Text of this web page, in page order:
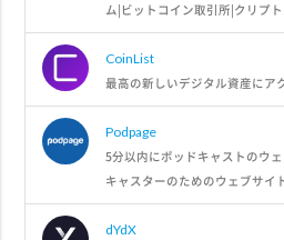
ム|ビットコイン取引所|クリプ
CoinList
最高の新しいデジタル資産にア
Podpage
5分以内にポッドキャストのウ
キャスターのためのウェブサイ
dYdX